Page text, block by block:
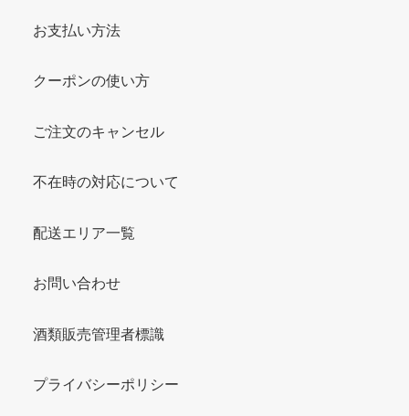
お支払い方法
クーポンの使い方
ご注文のキャンセル
不在時の対応について
配送エリア一覧
お問い合わせ
酒類販売管理者標識
プライバシーポリシー